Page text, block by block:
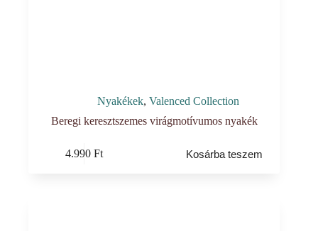
Nyakékek,Valenced Collection
Beregi keresztszemes virágmotívumos nyakék
4.990Ft Kosárba teszem